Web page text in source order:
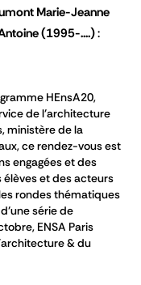
Marie-Jeanne
(1995-....)
HEnsA20,
de l’architecture
ministère de la
ce rendez-vous est
engagées et des
et des acteurs
rondes thématiques
série de
ENSA Paris
& du